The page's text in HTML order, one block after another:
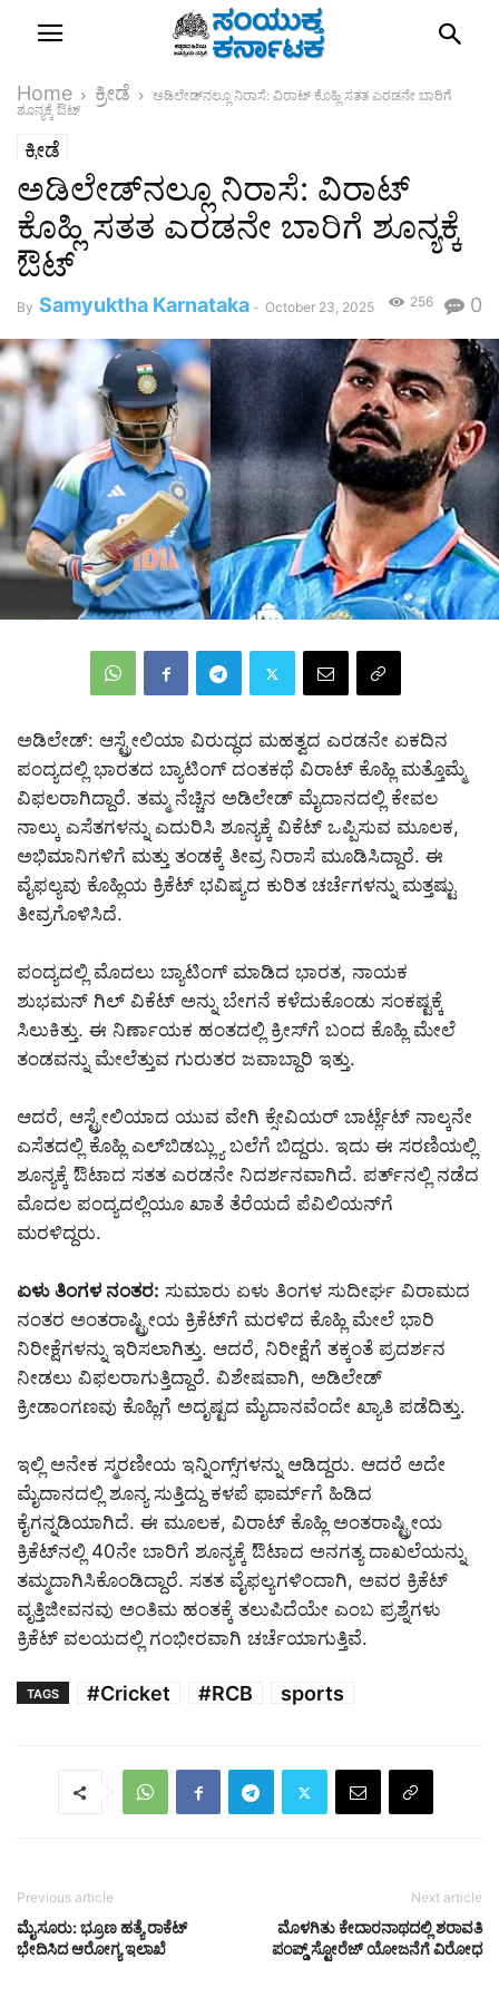
Home ಕ್ರೀಡೆ
ಅಡಿಲೇಡ್‌ನಲ್ಲೂ ನಿರಾಸೆ: ವಿರಾಟ್ ಕೊಹ್ಲಿ ಸತತ ಎರಡನೇ ಬಾರಿಗೆ
ಶೂನ್ಯಕ್ಕೆ ಔಟ್
ಕ್ರೀಡೆ
ಅಡಿಲೇಡ್‌ನಲ್ಲೂ ನಿರಾಸೆ: ವಿರಾಟ್
ಕೊಹ್ಲಿ ಸತತ ಎರಡನೇ ಬಾರಿಗೆ ಶೂನ್ಯಕ್ಕೆ
ಔಟ್
By Samyuktha Karnataka - October 23, 2025 0
256
ಅಡಿಲೇಡ್: ಆಸ್ಟ್ರೇಲಿಯಾ ವಿರುದ್ಧದ ಮಹತ್ವದ ಎರಡನೇ ಏಕದಿನ
ಪಂದ್ಯದಲ್ಲಿ ಭಾರತದ ಬ್ಯಾಟಿಂಗ್ ದಂತಕಥೆ ವಿರಾಟ್ ಕೊಹ್ಲಿ ಮತ್ತೊಮ್ಮೆ
ವಿಫಲರಾಗಿದ್ದಾರೆ. ತಮ್ಮ ನೆಚ್ಚಿನ ಅಡಿಲೇಡ್ ಮೈದಾನದಲ್ಲಿ ಕೇವಲ
ನಾಲ್ಕು ಎಸೆತಗಳನ್ನು ಎದುರಿಸಿ ಶೂನ್ಯಕ್ಕೆ ವಿಕೆಟ್ ಒಪ್ಪಿಸುವ ಮೂಲಕ,
ಅಭಿಮಾನಿಗಳಿಗೆ ಮತ್ತು ತಂಡಕ್ಕೆ ತೀವ್ರ ನಿರಾಸೆ ಮೂಡಿಸಿದ್ದಾರೆ. ಈ
ವೈಫಲ್ಯವು ಕೊಹ್ಲಿಯ ಕ್ರಿಕೆಟ್ ಭವಿಷ್ಯದ ಕುರಿತ ಚರ್ಚೆಗಳನ್ನು ಮತ್ತಷ್ಟು
ತೀವ್ರಗೊಳಿಸಿದೆ.
ಪಂದ್ಯದಲ್ಲಿ ಮೊದಲು ಬ್ಯಾಟಿಂಗ್ ಮಾಡಿದ ಭಾರತ, ನಾಯಕ
ಶುಭಮನ್ ಗಿಲ್ ವಿಕೆಟ್‌ ಅನ್ನು ಬೇಗನೆ ಕಳೆದುಕೊಂಡು ಸಂಕಷ್ಟಕ್ಕೆ
ಸಿಲುಕಿತ್ತು. ಈ ನಿರ್ಣಾಯಕ ಹಂತದಲ್ಲಿ ಕ್ರೀಸ್‌ಗೆ ಬಂದ ಕೊಹ್ಲಿ ಮೇಲೆ
ತಂಡವನ್ನು ಮೇಲೆತ್ತುವ ಗುರುತರ ಜವಾಬ್ದಾರಿ ಇತ್ತು.
ಆದರೆ, ಆಸ್ಟ್ರೇಲಿಯಾದ ಯುವ ವೇಗಿ ಕ್ಸೇವಿಯರ್ ಬಾರ್ಟ್ಲೆಟ್ ನಾಲ್ಕನೇ
ಎಸೆತದಲ್ಲಿ ಕೊಹ್ಲಿ ಎಲ್‌ಬಿಡಬ್ಲ್ಯು ಬಲೆಗೆ ಬಿದ್ದರು. ಇದು ಈ ಸರಣಿಯಲ್ಲಿ
ಶೂನ್ಯಕ್ಕೆ ಔಟಾದ ಸತತ ಎರಡನೇ ನಿದರ್ಶನವಾಗಿದೆ. ಪರ್ತ್‌ನಲ್ಲಿ ನಡೆದ
ಮೊದಲ ಪಂದ್ಯದಲ್ಲಿಯೂ ಖಾತೆ ತೆರೆಯದೆ ಪೆವಿಲಿಯನ್‌ಗೆ
ಮರಳಿದ್ದರು.
ಏಳು ತಿಂಗಳ ನಂತರ: ಸುಮಾರು ಏಳು ತಿಂಗಳ ಸುದೀರ್ಘ ವಿರಾಮದ
ನಂತರ ಅಂತರಾಷ್ಟ್ರೀಯ ಕ್ರಿಕೆಟ್‌ಗೆ ಮರಳಿದ ಕೊಹ್ಲಿ ಮೇಲೆ ಭಾರಿ
ನಿರೀಕ್ಷೆಗಳನ್ನು ಇರಿಸಲಾಗಿತ್ತು. ಆದರೆ, ನಿರೀಕ್ಷೆಗೆ ತಕ್ಕಂತೆ ಪ್ರದರ್ಶನ
ನೀಡಲು ವಿಫಲರಾಗುತ್ತಿದ್ದಾರೆ. ವಿಶೇಷವಾಗಿ, ಅಡಿಲೇಡ್
ಕ್ರೀಡಾಂಗಣವು ಕೊಹ್ಲಿಗೆ ಅದೃಷ್ಟದ ಮೈದಾನವೆಂದೇ ಖ್ಯಾತಿ ಪಡೆದಿತ್ತು.
ಇಲ್ಲಿ ಅನೇಕ ಸ್ಮರಣೀಯ ಇನ್ನಿಂಗ್ಸ್‌ಗಳನ್ನು ಆಡಿದ್ದರು. ಆದರೆ ಅದೇ
ಮೈದಾನದಲ್ಲಿ ಶೂನ್ಯ ಸುತ್ತಿದ್ದು ಕಳಪೆ ಫಾರ್ಮ್‌ಗೆ ಹಿಡಿದ
ಕೈಗನ್ನಡಿಯಾಗಿದೆ. ಈ ಮೂಲಕ, ವಿರಾಟ್ ಕೊಹ್ಲಿ ಅಂತರಾಷ್ಟ್ರೀಯ
ಕ್ರಿಕೆಟ್‌ನಲ್ಲಿ 40ನೇ ಬಾರಿಗೆ ಶೂನ್ಯಕ್ಕೆ ಔಟಾದ ಅನಗತ್ಯ ದಾಖಲೆಯನ್ನು
ತಮ್ಮದಾಗಿಸಿಕೊಂಡಿದ್ದಾರೆ. ಸತತ ವೈಫಲ್ಯಗಳಿಂದಾಗಿ, ಅವರ ಕ್ರಿಕೆಟ್
ವೃತ್ತಿಜೀವನವು ಅಂತಿಮ ಹಂತಕ್ಕೆ ತಲುಪಿದೆಯೇ ಎಂಬ ಪ್ರಶ್ನೆಗಳು
ಕ್ರಿಕೆಟ್ ವಲಯದಲ್ಲಿ ಗಂಭೀರವಾಗಿ ಚರ್ಚೆಯಾಗುತ್ತಿವೆ.
TAGS #Cricket #RCB sports
Previous article
ಮೈಸೂರು: ಭ್ರೂಣ ಹತ್ಯೆ ರಾಕೆಟ್
ಭೇದಿಸಿದ ಆರೋಗ್ಯ ಇಲಾಖೆ
Next article
ಮೊಳಗಿತು ಕೇದಾರನಾಥದಲ್ಲಿ ಶರಾವತಿ
ಪಂಪ್ಡ್ ಸ್ಟೋರೆಜ್ ಯೋಜನೆಗೆ ವಿರೋಧ